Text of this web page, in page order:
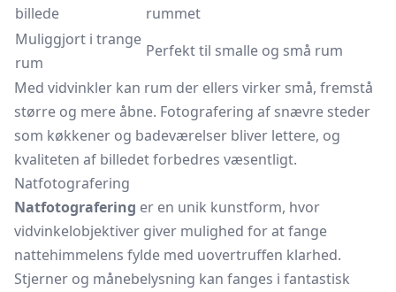
billede
rummet
Muliggjort i trange
rum
Perfekt til smalle og små rum
Med vidvinkler kan rum der ellers virker små, fremstå
større og mere åbne. Fotografering af snævre steder
som køkkener og badeværelser bliver lettere, og
kvaliteten af billedet forbedres væsentligt.
Natfotografering
Natfotografering er en unik kunstform, hvor
vidvinkelobjektiver giver mulighed for at fange
nattehimmelens fylde med uovertruffen klarhed.
Stjerner og månebelysning kan fanges i fantastisk